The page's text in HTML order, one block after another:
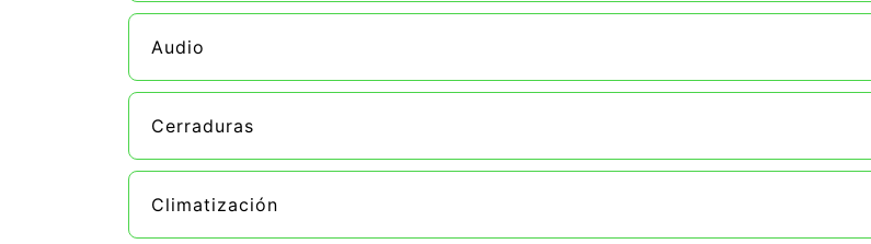
Audio
Cerraduras
Climatización